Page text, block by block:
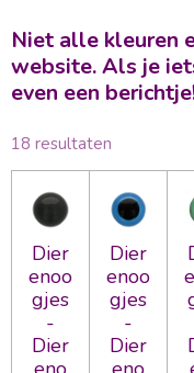
Niet alle kleuren
website. Als je
even een
18 resultaten
Dier
enoo
gjes
-
Dier
Dier
enoo
gjes
-
Dier